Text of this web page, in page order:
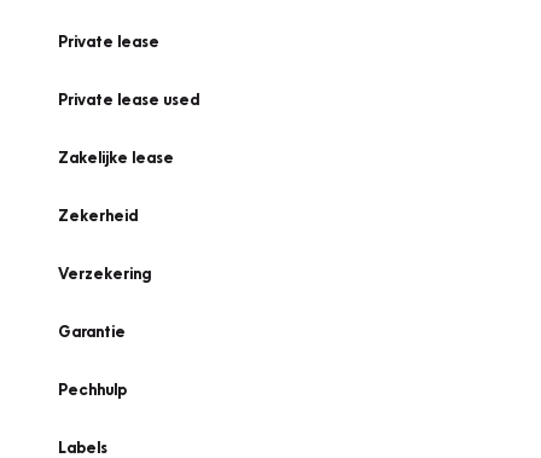
Private lease
Private lease used
Zakelijke lease
Zekerheid
Verzekering
Garantie
Pechhulp
Labels